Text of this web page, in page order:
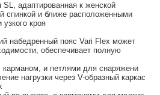
SL, адаптированная к женской
спинкой и ближе расположенными
кроя
набедренный пояс Vari Flex может
обеспечивает полную
карманом, и петлями для снаряжени
нагрузки через V-образный каркас